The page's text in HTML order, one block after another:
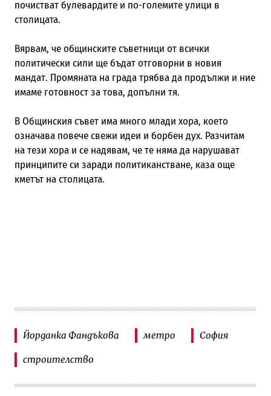
почистват булевардите и по-големите улици в
столицата.
Вярвам, че общинските съветници от всички
политически сили ще бъдат отговорни в новия
мандат. Промяната на града трябва да продължи и ние
имаме готовност за това, допълни тя.
В Общинския съвет има много млади хора, което
означава повече свежи идеи и борбен дух. Разчитам
на тези хора и се надявам, че те няма да нарушават
принципите си заради политиканстване, каза още
кметът на столицата.
Йорданка Фандъкова метро София
строителство